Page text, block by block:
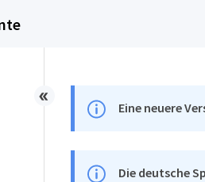
Eine neuere
Die deutsche